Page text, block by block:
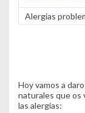
Alergias
Hoy vamos a
naturales que os
las alergias: